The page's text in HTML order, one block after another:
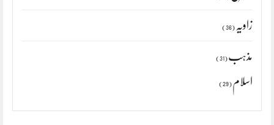
زاویہ (36)
مذہب (31)
اسلام (29)